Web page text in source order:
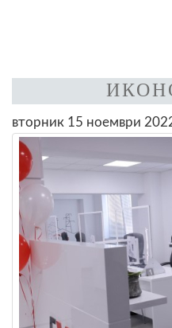
вторник 15 ноември